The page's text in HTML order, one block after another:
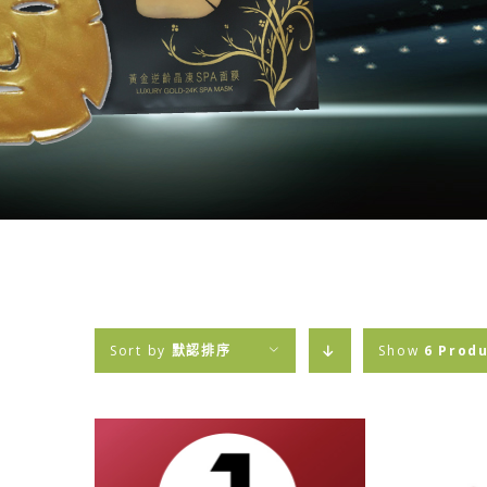
Sort by 默認排序 Show 6